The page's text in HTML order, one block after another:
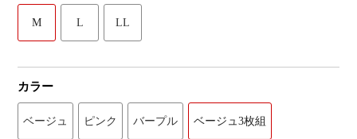
M L LL
カラー
ベージュ ピンク バープル ベージュ3枚組